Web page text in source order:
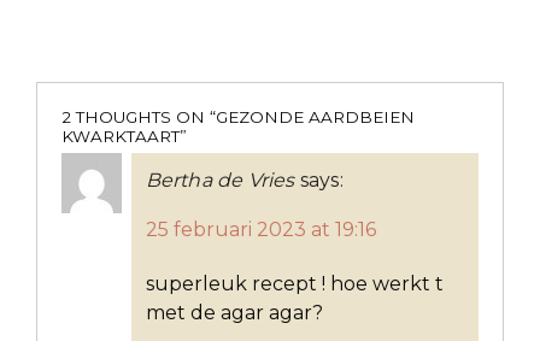
2 THOUGHTS ON “GEZONDE AARDBEIEN
KWARKTAART”
Bertha de Vries says:
25 februari 2023 at 19:16
superleuk recept ! hoe werkt t
met de agar agar?